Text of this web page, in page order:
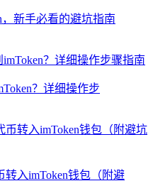
新手必看的避坑指南
？详细操作步
入imToken钱包（附避